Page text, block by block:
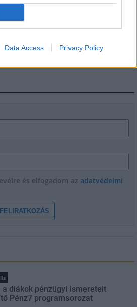
Data Access Privacy Policy
építési szakasz indult be a
téri felüljárón
és elfogadom az adatvédelmi
FELIRATKOZÁS
a diákok pénzügyi ismereteit
Pénz7 programsorozat